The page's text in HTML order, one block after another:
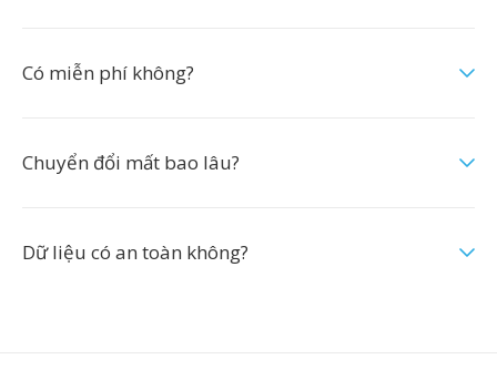
Có miễn phí không?
Chuyển đổi mất bao lâu?
Dữ liệu có an toàn không?